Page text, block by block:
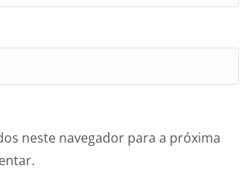
neste navegador para a próxima